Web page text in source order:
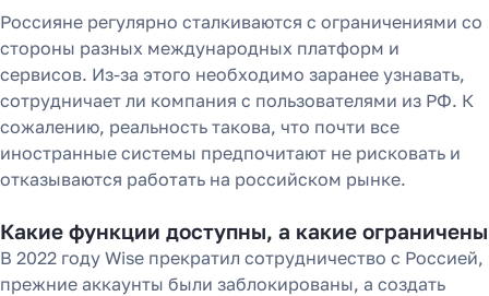
Россияне регулярно сталкиваются с ограничениями со
стороны разных международных платформ и
сервисов. Из-за этого необходимо заранее узнавать,
сотрудничает ли компания с пользователями из РФ. К
сожалению, реальность такова, что почти все
иностранные системы предпочитают не рисковать и
отказываются работать на российском рынке.
Какие функции доступны, а какие ограничены
В 2022 году Wise прекратил сотрудничество с Россией,
прежние аккаунты были заблокированы, а создать